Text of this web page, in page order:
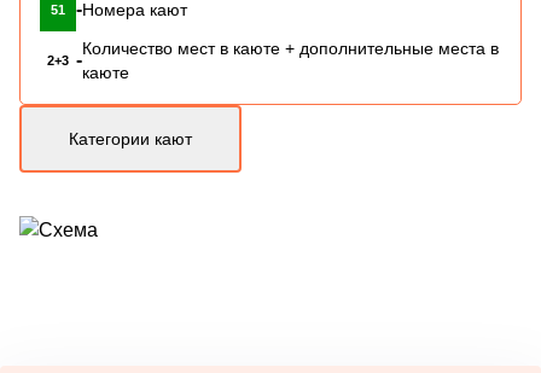
51 -Номера кают
2+3 -
Количество мест в каюте + дополнительные места в
каюте
Категории кают